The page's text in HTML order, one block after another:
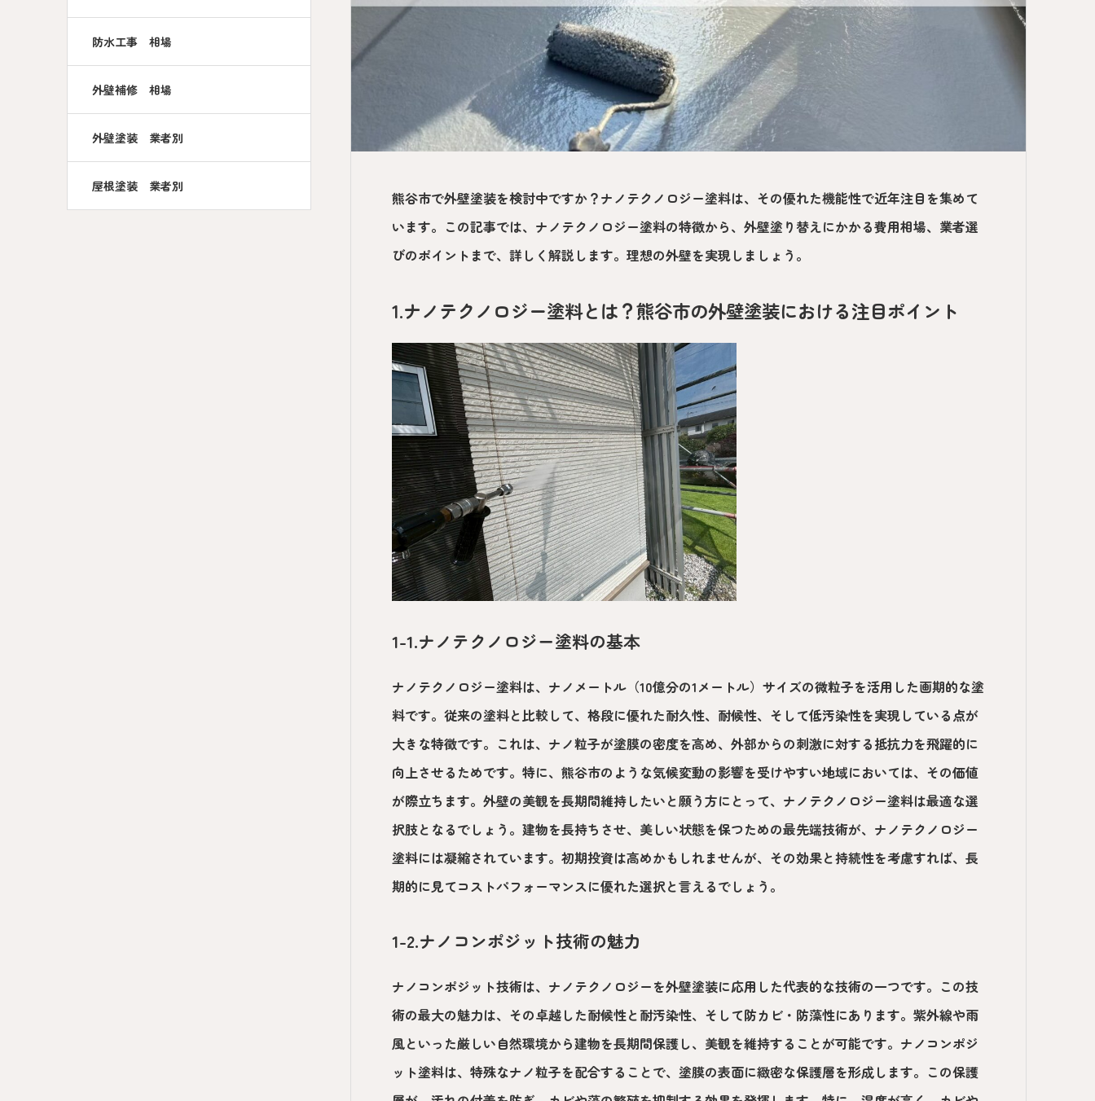
防水工事 相場
外壁補修 相場
外壁塗装 業者別
屋根塗装 業者別
熊谷市で外壁塗装を検討中ですか？ナノテクノロジー塗料は、その優れた機能性で近年注目を集めて
います。この記事では、ナノテクノロジー塗料の特徴から、外壁塗り替えにかかる費用相場、業者選
びのポイントまで、詳しく解説します。理想の外壁を実現しましょう。
1.ナノテクノロジー塗料とは？熊谷市の外壁塗装における注目ポイント
1-1.ナノテクノロジー塗料の基本
ナノテクノロジー塗料は、ナノメートル（10億分の1メートル）サイズの微粒子を活用した画期的な塗
料です。従来の塗料と比較して、格段に優れた耐久性、耐候性、そして低汚染性を実現している点が
大きな特徴です。これは、ナノ粒子が塗膜の密度を高め、外部からの刺激に対する抵抗力を飛躍的に
向上させるためです。特に、熊谷市のような気候変動の影響を受けやすい地域においては、その価値
が際立ちます。外壁の美観を長期間維持したいと願う方にとって、ナノテクノロジー塗料は最適な選
択肢となるでしょう。建物を長持ちさせ、美しい状態を保つための最先端技術が、ナノテクノロジー
塗料には凝縮されています。初期投資は高めかもしれませんが、その効果と持続性を考慮すれば、長
期的に見てコストパフォーマンスに優れた選択と言えるでしょう。
1-2.ナノコンポジット技術の魅力
ナノコンポジット技術は、ナノテクノロジーを外壁塗装に応用した代表的な技術の一つです。この技
術の最大の魅力は、その卓越した耐候性と耐汚染性、そして防カビ・防藻性にあります。紫外線や雨
風といった厳しい自然環境から建物を長期間保護し、美観を維持することが可能です。ナノコンポジ
ット塗料は、特殊なナノ粒子を配合することで、塗膜の表面に緻密な保護層を形成します。この保護